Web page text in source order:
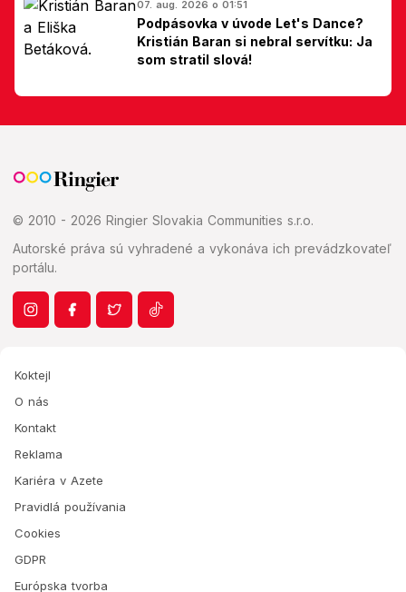
07. aug. 2026 o 01:51
Podpásovka v úvode Let's Dance?
Kristián Baran si nebral servítku: Ja
som stratil slová!
© 2010 - 2026 Ringier Slovakia Communities s.r.o.
Autorské práva sú vyhradené a vykonáva ich prevádzkovateľ
portálu.
Koktejl
O nás
Kontakt
Reklama
Kariéra v Azete
Pravidlá používania
Cookies
GDPR
Európska tvorba